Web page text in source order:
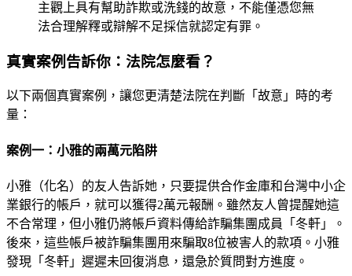
主觀上具有幫助詐欺或洗錢的故意，不能僅憑您無
法合理解釋或辯解不足採信就認定有罪。
真實案例告訴你：法院怎麼看？
以下兩個真實案例，讓您更清楚法院在判斷「故意」時的考
量：
案例一：小雅的兩萬元陷阱
小雅（化名）的友人告訴她，只要提供合作金庫和台灣中小企
業銀行的帳戶，就可以獲得2萬元報酬。雖然友人曾提醒她這
不合常理，但小雅仍將帳戶資料傳給詐騙集團成員「冬軒」。
後來，這些帳戶被詐騙集團用來騙取8位被害人的款項。小雅
發現「冬軒」遲遲未回復消息，還急於質問對方進度。